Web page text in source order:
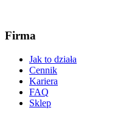
Firma
Jak to działa
Cennik
Kariera
FAQ
Sklep